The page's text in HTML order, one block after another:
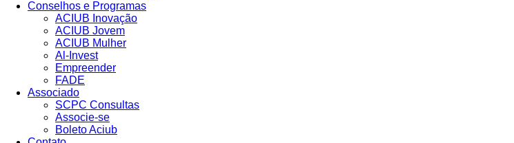
Conselhos e Programas
ACIUB Inovação
ACIUB Jovem
ACIUB Mulher
Al-Invest
Empreender
FADE
Associado
SCPC Consultas
Associe-se
Boleto Aciub